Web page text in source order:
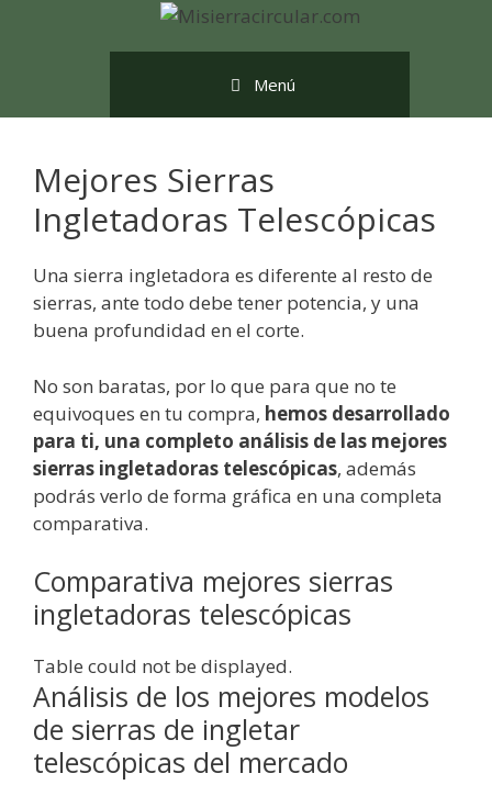
Menú
Mejores Sierras
Ingletadoras Telescópicas
Una sierra ingletadora es diferente al resto de
sierras, ante todo debe tener potencia, y una
buena profundidad en el corte.
No son baratas, por lo que para que no te
equivoques en tu compra, hemos desarrollado
para ti, una completo análisis de las mejores
sierras ingletadoras telescópicas, además
podrás verlo de forma gráfica en una completa
comparativa.
Comparativa mejores sierras
ingletadoras telescópicas
Table could not be displayed.
Análisis de los mejores modelos
de sierras de ingletar
telescópicas del mercado